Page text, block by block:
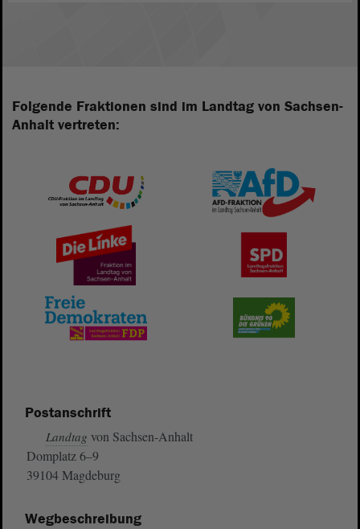
Folgende Fraktionen sind im Landtag von Sachsen-
Anhalt vertreten:
Postanschrift
Landtag von Sachsen-Anhalt
Domplatz 6–9
39104 Magdeburg
Wegbeschreibung